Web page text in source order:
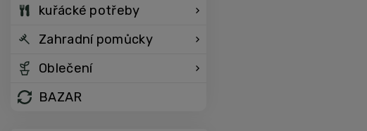
kuřácké potřeby
Zahradní pomůcky
Oblečení
BAZAR